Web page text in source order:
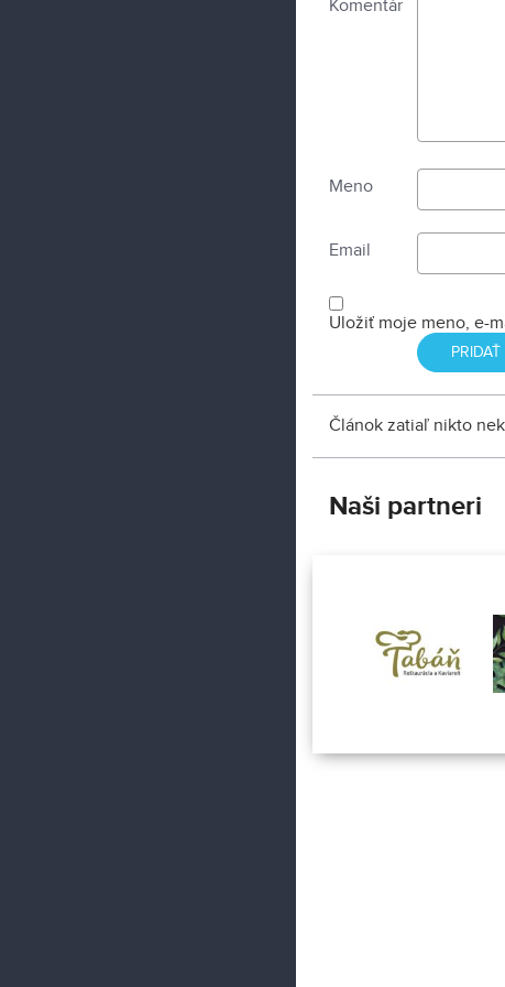
Komentár
Meno
Email
Uložiť moje meno, e-
Článok zatiaľ nikto
Naši partneri